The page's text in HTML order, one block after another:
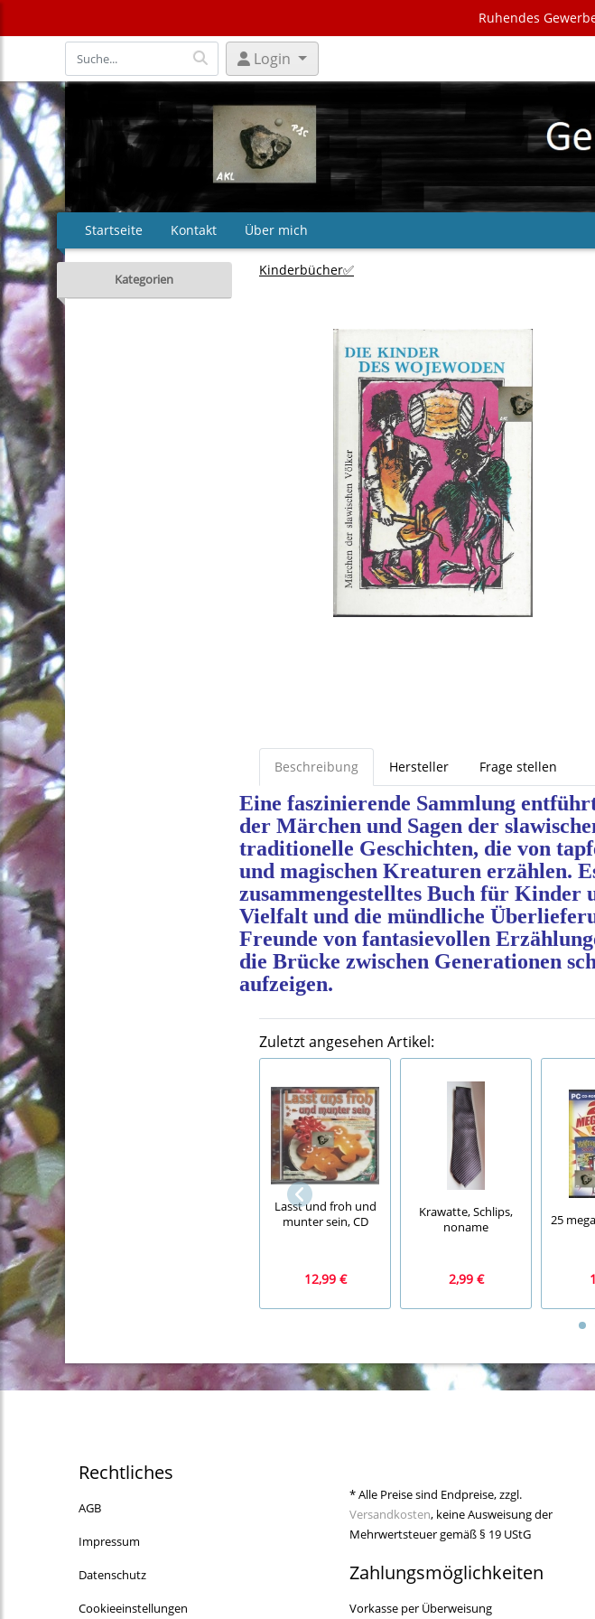
Ruhendes
Login
Startseite Kontakt Über mich
Kategorien
Kinderbücher✅
Beschreibung Hersteller Frage stellen
Eine faszinierende Sammlung
der Märchen und Sagen der
traditionelle Geschichten, die von
und magischen Kreaturen erzählen.
zusammengestelltes Buch für Kinder
Vielfalt und die mündliche
Freunde von fantasievollen
die Brücke zwischen Generationen
aufzeigen.
Zuletzt angesehen Artikel:
Lasst und froh und
munter sein, CD
12,99 €
Krawatte, Schlips,
noname
2,99 €
25
Rechtliches
AGB
Impressum
Datenschutz
Cookieeinstellungen
* Alle Preise sind Endpreise, zzgl.
Versandkosten, keine Ausweisung der
Mehrwertsteuer gemäß § 19 UStG
Zahlungsmöglichkeiten
Vorkasse per Überweisung